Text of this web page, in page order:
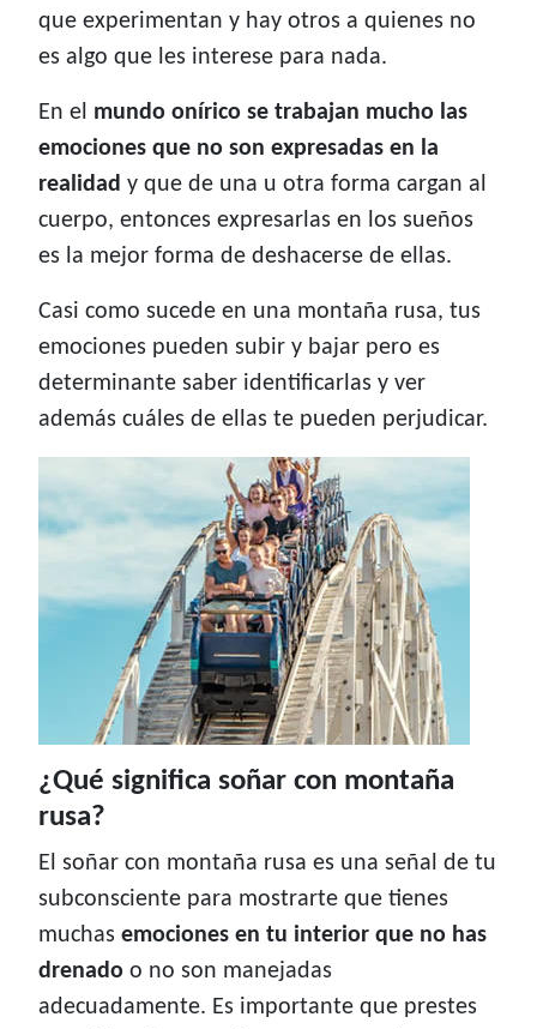
que experimentan y hay otros a quienes no
es algo que les interese para nada.
En el mundo onírico se trabajan mucho las
emociones que no son expresadas en la
realidad y que de una u otra forma cargan al
cuerpo, entonces expresarlas en los sueños
es la mejor forma de deshacerse de ellas.
Casi como sucede en una montaña rusa, tus
emociones pueden subir y bajar pero es
determinante saber identificarlas y ver
además cuáles de ellas te pueden perjudicar.
¿Qué significa soñar con montaña
rusa?
El soñar con montaña rusa es una señal de tu
subconsciente para mostrarte que tienes
muchas emociones en tu interior que no has
drenado o no son manejadas
adecuadamente. Es importante que prestes